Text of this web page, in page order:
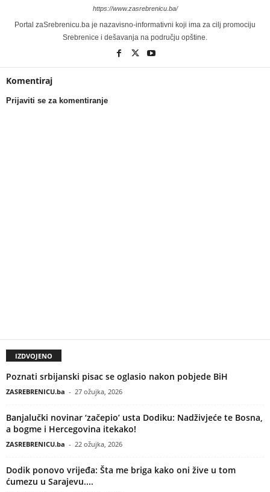
https://www.zasrebrenicu.ba/
Portal zaSrebrenicu.ba je nazavisno-informativni koji ima za cilj promociju
Srebrenice i dešavanja na području opštine.
Komentiraj
Prijaviti se za komentiranje
IZDVOJENO
Poznati srbijanski pisac se oglasio nakon pobjede BiH
ZASREBRENICU.ba - 27 ožujka, 2026
Banjalučki novinar ‘začepio’ usta Dodiku: Nadživjeće te Bosna,
a bogme i Hercegovina itekako!
ZASREBRENICU.ba - 22 ožujka, 2026
Dodik ponovo vrijeđa: Šta me briga kako oni žive u tom
ćumezu u Sarajevu....